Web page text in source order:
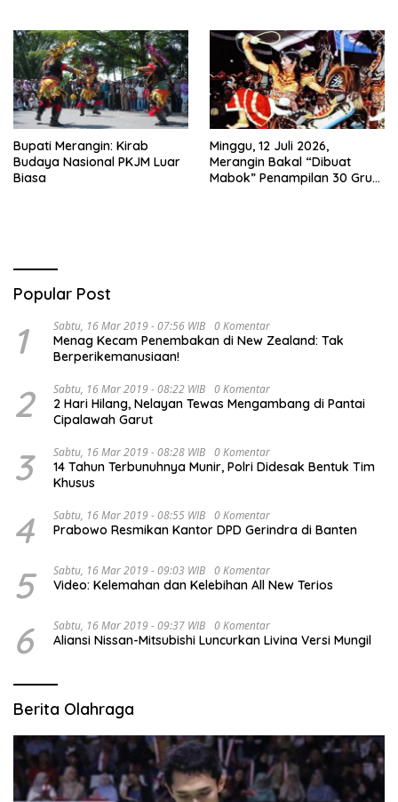
Sejak 2002
Bupati Merangin: Kirab
Budaya Nasional PKJM Luar
Biasa
Minggu, 12 Juli 2026,
Merangin Bakal “Dibuat
Mabok” Penampilan 30 Grup
Popular Post
1 Sabtu, 16 Mar 2019 - 07:56 WIB 0 Komentar
Menag Kecam Penembakan di New Zealand: Tak
Berperikemanusiaan!
2 Sabtu, 16 Mar 2019 - 08:22 WIB 0 Komentar
2 Hari Hilang, Nelayan Tewas Mengambang di Pantai
Cipalawah Garut
3 Sabtu, 16 Mar 2019 - 08:28 WIB 0 Komentar
14 Tahun Terbunuhnya Munir, Polri Didesak Bentuk Tim
Khusus
4 Sabtu, 16 Mar 2019 - 08:55 WIB 0 Komentar
Prabowo Resmikan Kantor DPD Gerindra di Banten
5 Sabtu, 16 Mar 2019 - 09:03 WIB 0 Komentar
Video: Kelemahan dan Kelebihan All New Terios
6 Sabtu, 16 Mar 2019 - 09:37 WIB 0 Komentar
Aliansi Nissan-Mitsubishi Luncurkan Livina Versi Mungil
Berita Olahraga